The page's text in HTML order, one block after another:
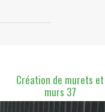
Création de murets et
murs 37